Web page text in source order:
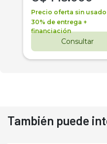
Precio oferta sin usado
30% de entrega +
financiación
Consultar
También puede